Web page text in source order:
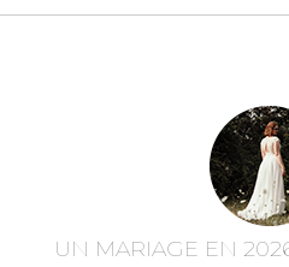
UN MARIAGE EN